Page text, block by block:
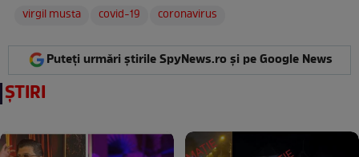
virgil musta covid-19 coronavirus
Puteți urmări știrile SpyNews.ro și pe Google News
ȘTIRI